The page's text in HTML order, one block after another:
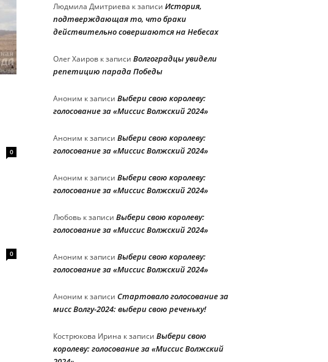
0
0
Людмила Дмитриева к записи История,
подтверждающая то, что браки
действительно совершаются на Небесах
Олег Хаиров к записи Волгоградцы увидели
репетицию парада Победы
Аноним к записи Выбери свою королеву:
голосование за «Миссис Волжский 2024»
Аноним к записи Выбери свою королеву:
голосование за «Миссис Волжский 2024»
Аноним к записи Выбери свою королеву:
голосование за «Миссис Волжский 2024»
Любовь к записи Выбери свою королеву:
голосование за «Миссис Волжский 2024»
Аноним к записи Выбери свою королеву:
голосование за «Миссис Волжский 2024»
Аноним к записи Стартовало голосование за
мисс Волгу-2024: выбери свою реченьку!
Кострюкова Ирина к записи Выбери свою
королеву: голосование за «Миссис Волжский